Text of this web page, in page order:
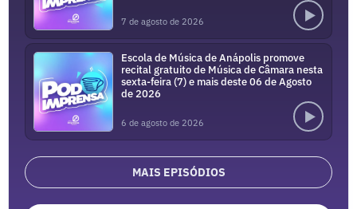
7 de agosto de 2026
Escola de Música de Anápolis promove
recital gratuito de Música de Câmara nesta
sexta-feira (7) e mais deste 06 de Agosto
de 2026
6 de agosto de 2026
MAIS EPISÓDIOS